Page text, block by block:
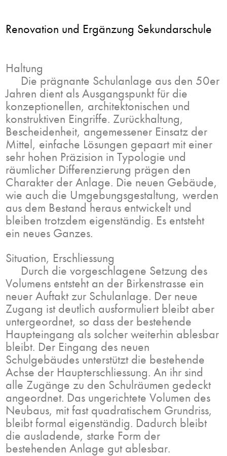
Renovation und Ergänzung Sekundarschule
Haltung
Die prägnante Schulanlage aus den 50er
Jahren dient als Ausgangspunkt für die
konzeptionellen, architektonischen und
konstruktiven Eingriffe. Zurückhaltung,
Bescheidenheit, angemessener Einsatz der
Mittel, einfache Lösungen gepaart mit einer
sehr hohen Präzision in Typologie und
räumlicher Differenzierung prägen den
Charakter der Anlage. Die neuen Gebäude,
wie auch die Umgebungsgestaltung, werden
aus dem Bestand heraus entwickelt und
bleiben trotzdem eigenständig. Es entsteht
ein neues Ganzes.
Situation, Erschliessung
Durch die vorgeschlagene Setzung des
Volumens entsteht an der Birkenstrasse ein
neuer Auftakt zur Schulanlage. Der neue
Zugang ist deutlich ausformuliert bleibt aber
untergeordnet, so dass der bestehende
Haupteingang als solcher weiterhin ablesbar
bleibt. Der Eingang des neuen
Schulgebäudes unterstützt die bestehende
Achse der Haupterschliessung. An ihr sind
alle Zugänge zu den Schulräumen gedeckt
angeordnet. Das ungerichtete Volumen des
Neubaus, mit fast quadratischem Grundriss,
bleibt formal eigenständig. Dadurch bleibt
die ausladende, starke Form der
bestehenden Anlage gut ablesbar.